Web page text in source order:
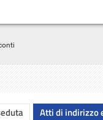
Atti di indirizzo